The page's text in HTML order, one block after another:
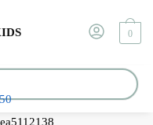
0
Dreams Bege Hey Baby Bege